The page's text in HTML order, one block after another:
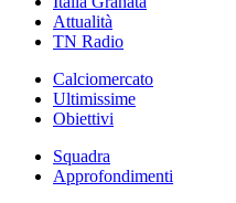
Attualità
TN Radio
Calciomercato
Ultimissime
Obiettivi
Squadra
Approfondimenti